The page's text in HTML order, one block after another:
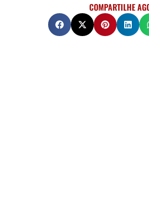
COMPARTILHE